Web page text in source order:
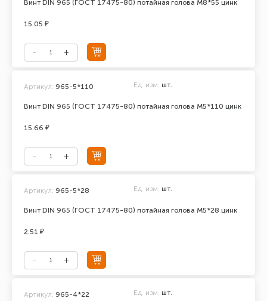
Винт DIN 965 (ГОСТ 17475-80) потайная голова М8*55 цинк
15.05 ₽
Винт DIN 965 (ГОСТ 17475-80) потайная голова М5*110 цинк
Артикул: 965-5*110 Ед. изм. шт.
15.66 ₽
Винт DIN 965 (ГОСТ 17475-80) потайная голова М5*28 цинк
Артикул: 965-5*28 Ед. изм. шт.
2.51 ₽
Артикул: 965-4*22 Ед. изм. шт.